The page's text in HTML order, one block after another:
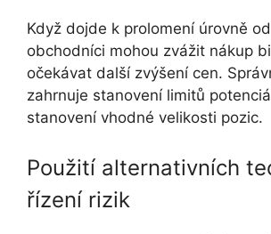
Když dojde k prolomení úrovně
obchodníci mohou zvážit nákup
očekávat další zvýšení cen.
zahrnuje stanovení limitů
stanovení vhodné velikosti pozic.
Použití alternativních
řízení rizik